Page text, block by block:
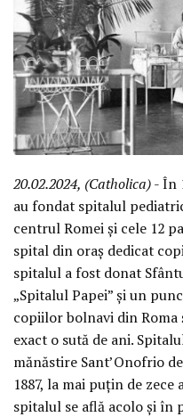
20.02.2024, (Catholica)- În
au fondat spitalul
centrul Romei și cele 12
spital din oraș dedicat
spitalul a fost donat
„Spitalul Papei” și un
copiilor bolnavi din
exact o sută de ani.
mănăstire Sant’Onofrio
1887, la mai puțin de
spitalul se află acolo și în